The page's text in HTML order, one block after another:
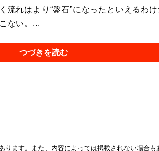
れはより“盤石”になったといえるわ
ない。...
つづきを読む